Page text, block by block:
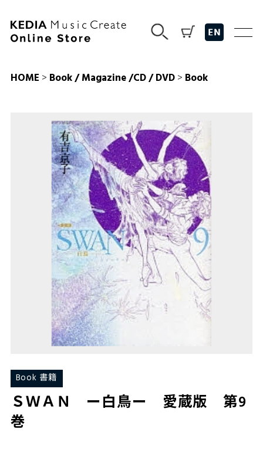
HOME > Book / Magazine /CD / DVD> Book
Book 書籍
ＳＷＡＮ ー白鳥ー 愛蔵版 第9
巻